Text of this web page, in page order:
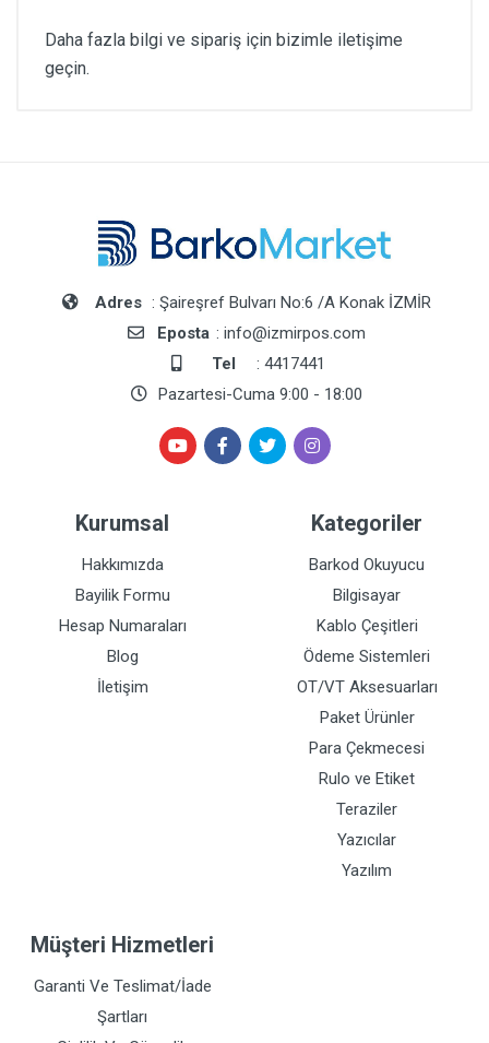
Daha fazla bilgi ve sipariş için bizimle iletişime
geçin.
Adres : Şaireşref Bulvarı No:6 /A Konak İZMİR
Eposta : info@izmirpos.com
Tel
: 4417441
Pazartesi-Cuma 9:00 - 18:00
Kurumsal
Hakkımızda
Bayilik Formu
Hesap Numaraları
Blog
İletişim
Kategoriler
Barkod Okuyucu
Bilgisayar
Kablo Çeşitleri
Ödeme Sistemleri
OT/VT Aksesuarları
Paket Ürünler
Para Çekmecesi
Rulo ve Etiket
Teraziler
Yazıcılar
Yazılım
Müşteri Hizmetleri
Garanti Ve Teslimat/İade
Şartları